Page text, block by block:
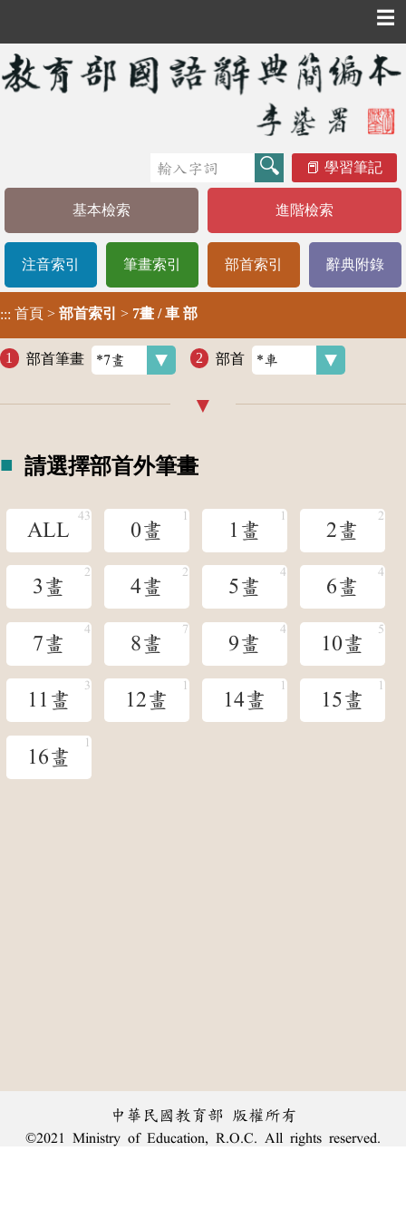
☰
學習筆記
基本檢索 進階檢索
注音索引 筆畫索引 部首索引 辭典附錄
::: 首頁 > 部首索引 > 7畫 / 車 部
部首筆畫 部首
請選擇部首外筆畫
ALL 0畫 1畫 2畫
3畫 4畫 5畫 6畫
7畫 8畫 9畫 10畫
11畫 12畫 14畫 15畫
16畫
中華民國教育部 版權所有
©2021 Ministry of Education, R.O.C. All rights reserved.